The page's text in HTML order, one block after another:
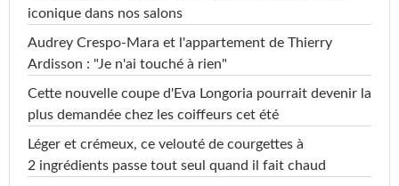
iconique dans nos salons
Audrey Crespo-Mara et l'appartement de Thierry
Ardisson : "Je n'ai touché à rien"
Cette nouvelle coupe d'Eva Longoria pourrait devenir la
plus demandée chez les coiffeurs cet été
Léger et crémeux, ce velouté de courgettes à
2 ingrédients passe tout seul quand il fait chaud